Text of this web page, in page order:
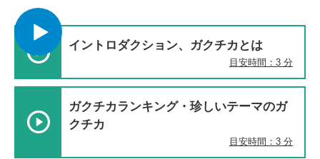
イントロダクション、ガクチカとは
目安時間：3 分
ガクチカランキング・珍しいテーマのガ
クチカ
目安時間：3 分